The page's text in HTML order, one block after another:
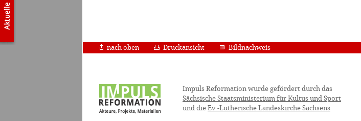
nach oben Druckansicht Bildnachweis
Impuls Reformation wurde gefördert durch das
Sächsische Staatsministerium für Kultus und Sport
und die Ev.-Lutherische Landeskirche Sachsens